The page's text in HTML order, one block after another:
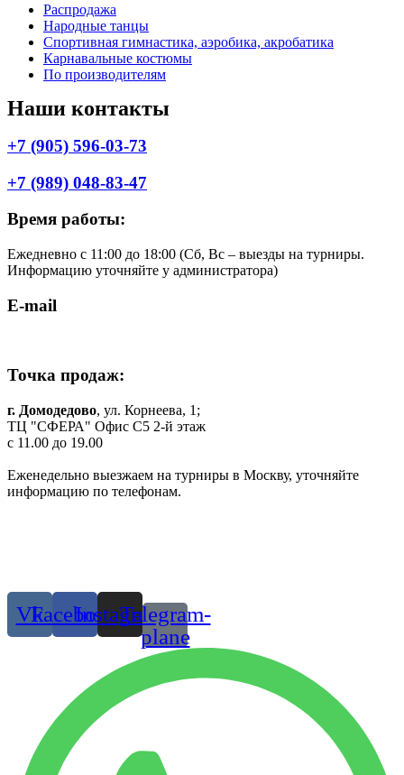
МенюРаспродажа
Народные танцы
Спортивная гимнастика, аэробика, акробатика
Карнавальные костюмы
По производителям
Наши контакты
+7 (905) 596-03-73
+7 (989) 048-83-47
Время работы:
Ежедневно с 11:00 до 18:00 (Cб, Вс – выезды на турниры.
Информацию уточняйте у администратора)
E-mail
Точка продаж:
г. Домодедово, ул. Корнеева, 1;
ТЦ "СФЕРА" Офис C5 2-й этаж
c 11.00 до 19.00
Еженедельно выезжаем на турниры в Москву, уточняйте
информацию по телефонам.
VkFacebookInstagramTelegram-
plane